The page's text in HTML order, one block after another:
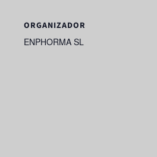
ORGANIZADOR
ENPHORMA SL